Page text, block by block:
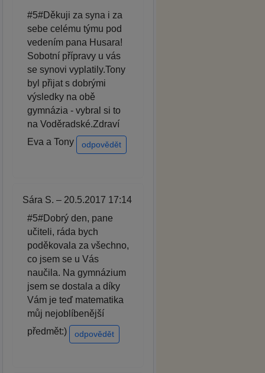
#5#Děkuji za syna i za
sebe celému týmu pod
vedením pana Husara!
Sobotní přípravy u vás
se synovi vyplatily.Tony
byl přijat s dobrými
výsledky na obě
gymnázia - vybral si to
na Voděradské.Zdraví
Eva a Tony
odpovědět
Sára S. – 20.5.2017 17:14
#5#Dobrý den, pane
učiteli, ráda bych
poděkovala za všechno,
co jsem se u Vás
naučila. Na gymnázium
jsem se dostala a díky
Vám je teď matematika
můj nejoblíbenější
předmět:)
odpovědět